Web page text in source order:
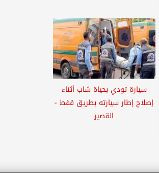
سيارة تودي بحياة شاب أثناء
إصلاح إطار سيارته بطريق قفط -
القصير